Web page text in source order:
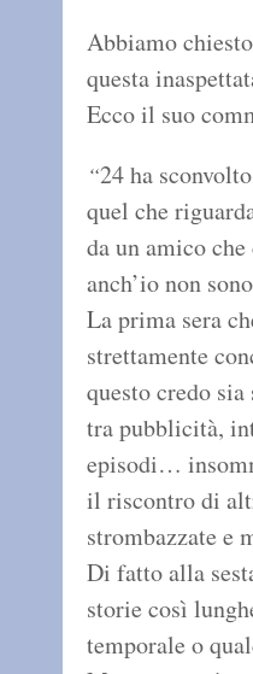
Abbiamo
questa
Ecco il suo
“24 ha
quel che
da un amico
anch’io non
La prima sera
strettamente
questo credo
tra pubblicità,
episodi…
il riscontro di
strombazzate e
Di fatto alla
storie così
temporale o